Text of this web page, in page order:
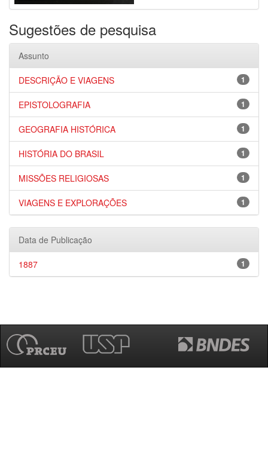
Sugestões de pesquisa
Assunto
1
DESCRIÇÃO E VIAGENS
1
EPISTOLOGRAFIA
1
GEOGRAFIA HISTÓRICA
1
HISTÓRIA DO BRASIL
1
MISSÕES RELIGIOSAS
1
VIAGENS E EXPLORAÇÕES
Data de Publicação
1
1887